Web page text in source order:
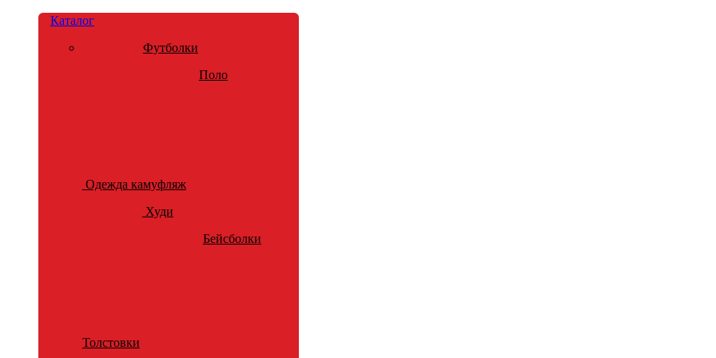
Каталог
Футболки
Поло
Одежда камуфляж
Худи
Бейсболки
Толстовки